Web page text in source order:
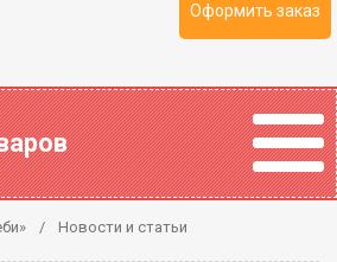
Оформить заказ
Новости и статьи